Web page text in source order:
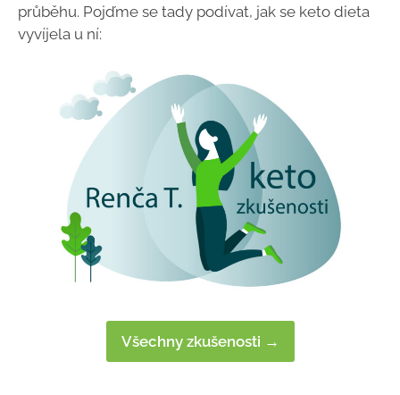
průběhu. Pojďme se tady podívat, jak se keto dieta
vyvíjela u ní:
Všechny zkušenosti →